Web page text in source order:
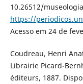
10.26512/
https://
Acesso em 24 de
Coudreau, Henri
Librairie Picard-
éditeurs, 1887.